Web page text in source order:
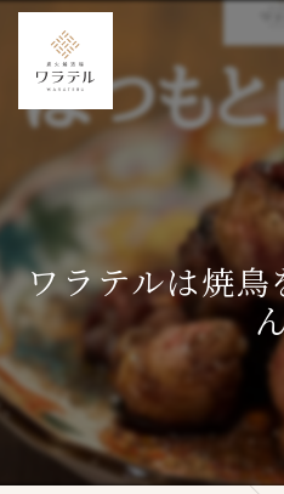
ワラテルは焼